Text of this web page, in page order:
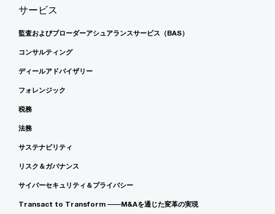
サービス
監査およびブローダーアシュアランスサービス（BAS）
コンサルティング
ディールアドバイザリー
フォレンジック
税務
法務
サステナビリティ
リスク＆ガバナンス
サイバーセキュリティ＆プライバシー
Transact to Transform ――M&Aを通じた変革の実現